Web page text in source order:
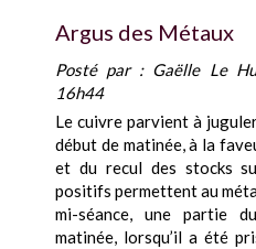
Argus des Métaux
Posté par : Gaëlle Le
16h44
Le cuivre parvient à
début de matinée, à la
et du recul des stocks
positifs permettent au
mi-séance, une partie
matinée, lorsqu’il a été